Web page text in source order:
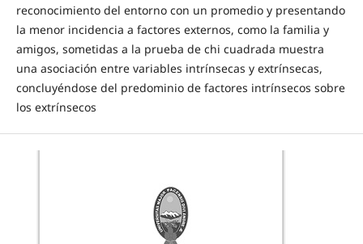
reconocimiento del entorno con un promedio y presentando
la menor incidencia a factores externos, como la familia y
amigos, sometidas a la prueba de chi cuadrada muestra
una asociación entre variables intrínsecas y extrínsecas,
concluyéndose del predominio de factores intrínsecos sobre
los extrínsecos